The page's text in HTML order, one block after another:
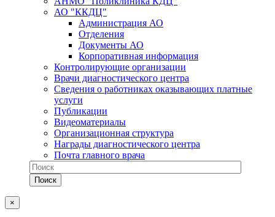
АО "ККДЦ"
Администрация АО
Отделения
Документы АО
Корпоративная информация
Контролирующие организации
Врачи диагностического центра
Сведения о работниках оказывающих платные
услуги
Публикации
Видеоматериалы
Организационная структура
Награды диагностического центра
Почта главного врача
×